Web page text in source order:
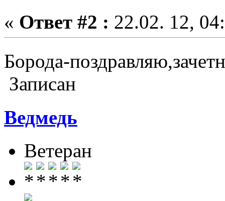
« Ответ #2 : 22.02. 12,
Борода-
Записан
Ведмедь
Ветеран